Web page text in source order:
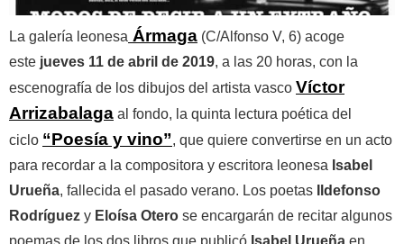
La galería leonesa Ármaga (C/Alfonso V, 6) acoge
este jueves 11 de abril de 2019, a las 20 horas, con la
escenografía de los dibujos del artista vasco Víctor
Arrizabalaga al fondo, la quinta lectura poética del
ciclo “Poesía y vino”, que quiere convertirse en un acto
para recordar a la compositora y escritora leonesa Isabel
Urueña, fallecida el pasado verano. Los poetas
Ildefonso
Rodríguez y Eloísa Otero se encargarán de recitar algunos